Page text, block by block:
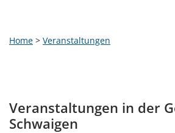
Home > Veranstaltungen
Veranstaltungen in der
Schwaigen